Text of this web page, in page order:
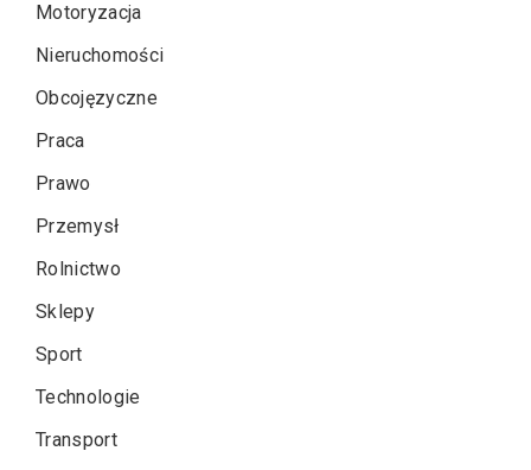
Motoryzacja
Nieruchomości
Obcojęzyczne
Praca
Prawo
Przemysł
Rolnictwo
Sklepy
Sport
Technologie
Transport